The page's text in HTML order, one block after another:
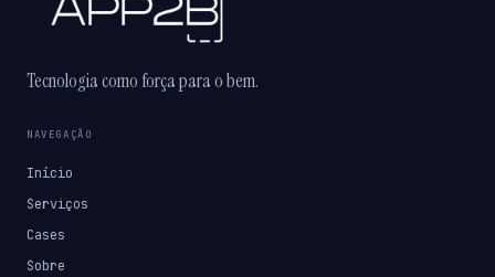
Tecnologia como força para o bem.
NAVEGAÇÃO
Início
Serviços
Cases
Sobre